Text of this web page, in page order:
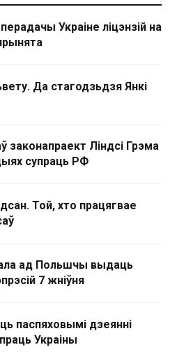
Украіне ліцэнзій на
Да стагодзьдзя Янкі
Ліндсі Грэма
супраць РФ
Той, хто працягвае
ад Польшчы выдаць
7 жніўня
паспяховымі дзеянні
Украіны